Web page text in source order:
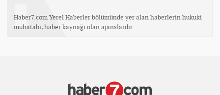
Haber7.com Yerel Haberler bölümünde yer alan haberlerin hukuki
muhatabı, haber kaynağı olan ajanslardır.